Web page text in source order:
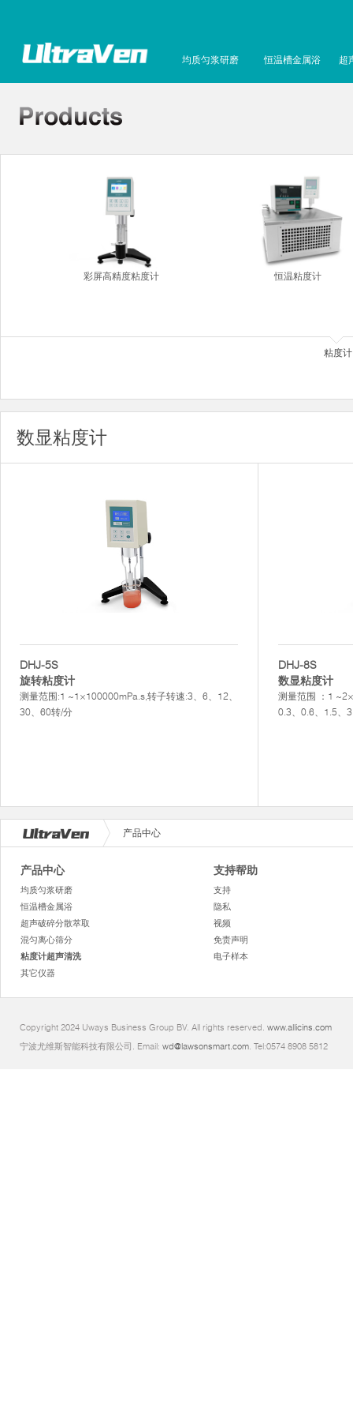
均质匀浆研磨 恒温槽金属浴 超
彩屏高精度粘度计 恒温粘度计
粘度计
数显粘度计
DHJ-5S
旋转粘度计
测量范围:1 ~1×100000mPa.s,转子转速:3、6、12、
30、60转/分
DHJ-8S
数显粘度计
测量范围 ：1
0.3、0.6、1.5、
产品中心
产品中心
均质匀浆研磨
恒温槽金属浴
超声破碎分散萃取
混匀离心筛分
粘度计超声清洗
其它仪器
支持帮助
支持
隐私
视频
免责声明
电子样本
Copyright 2024 Uways Business Group BV. All rights reserved. www.allicins.com
宁波尤维斯智能科技有限公司. Email: wd@lawsonsmart.com. Tel:0574 8908 5812